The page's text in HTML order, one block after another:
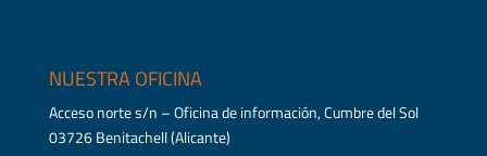
NUESTRA OFICINA
Acceso norte s/n – Oficina de información, Cumbre del Sol
03726 Benitachell (Alicante)